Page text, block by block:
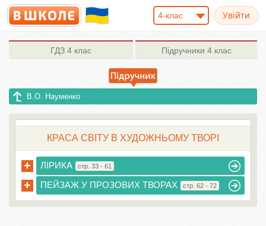
4-клас
ГДЗ 4 клас Підручники 4 клас
В.О. Науменко
КРАСА СВІТУ В ХУДОЖНЬОМУ ТВОРІ
+ ЛІРИКА стр. 33 - 61
+ ПЕЙЗАЖ У ПРОЗОВИХ ТВОРАХ стр. 62 - 72